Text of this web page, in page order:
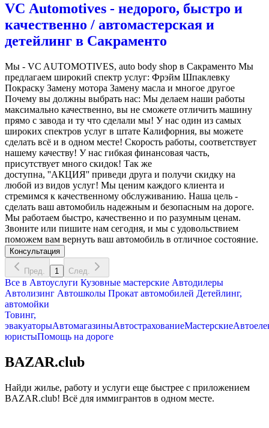
VС Аutomotives - недорого, быстро и
качественно / автомастерская и
детейлинг в Сакраменто
Мы - VC AUTOMOTIVES, auto body shop в Сакраменто Мы
предлагаем широкий спектр услуг: Фрэйм Шпаклевку
Покраску Замену мотора Замену масла и многое другое
Почему вы должны выбрать нас: Мы делаем наши работы
максимально качественно, вы не сможете отличить машину
прямо с завода и ту что сделали мы! У нас один из самых
широких спектров услуг в штате Калифорния, вы можете
сделать всё и в одном месте! Скорость работы, соответствует
нашему качеству! У нас гибкая финансовая часть,
присутствует много скидок! Так же
доступна, ''АКЦИЯ'' приведи друга и получи скидку на
любой из видов услуг! Мы ценим каждого клиента и
стремимся к качественному обслуживанию. Наша цель -
сделать ваш автомобиль надежным и безопасным на дороге.
Мы работаем быстро, качественно и по разумным ценам.
Звоните или пишите нам сегодня, и мы с удовольствием
поможем вам вернуть ваш автомобиль в отличное состояние.
Консультация
Пред. 1 След.
Все в Автоуслуги Кузовные мастерские Автодилеры
Автолизинг Автошколы Прокат автомобилей Детейлинг,
автомойки
Товинг,
эвакуаторыАвтомагазиныАвтострахованиеМастерские
юристыПомощь на дороге
BAZAR.club
Найди жилье, работу и услуги еще быстрее с приложением
BAZAR.club! Всё для иммигрантов в одном месте.